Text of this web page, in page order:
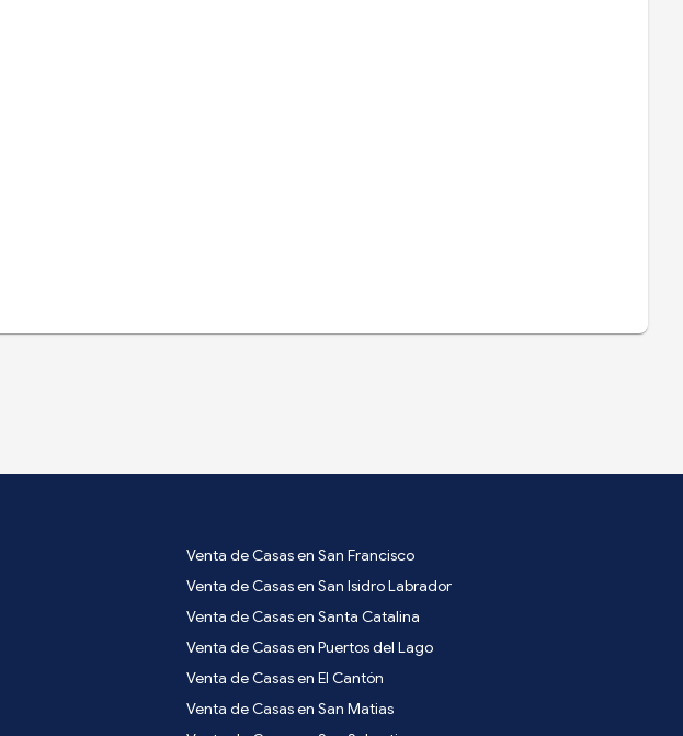
Venta de Casas en San Francisco
Venta de Casas en San Isidro Labrador
Venta de Casas en Santa Catalina
Venta de Casas en Puertos del Lago
Venta de Casas en El Cantón
Venta de Casas en San Matias